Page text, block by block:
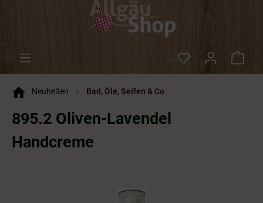
Neuheiten Bad, Öle, Seifen & Co
895.2 Oliven-Lavendel
Handcreme